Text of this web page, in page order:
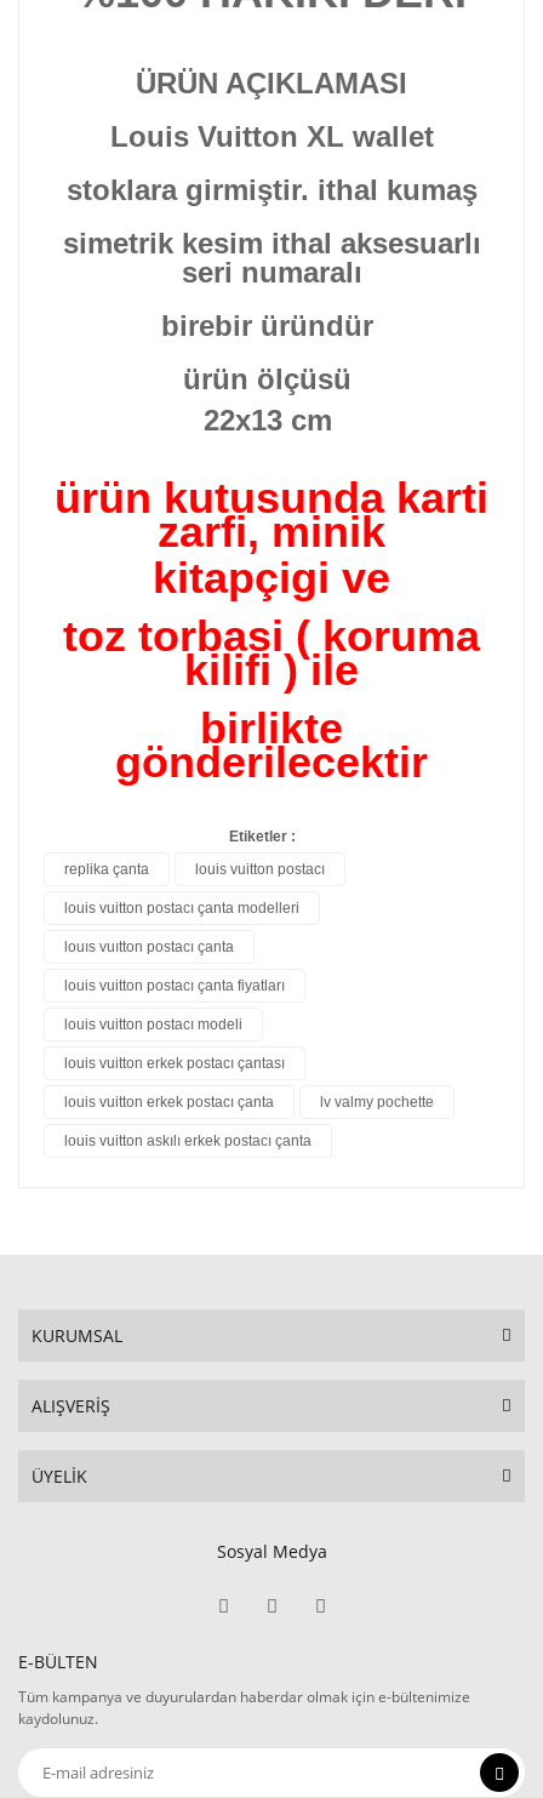
ÜRÜN AÇIKLAMASI
Louis Vuitton XL wallet
stoklara girmiştir. ithal kumaş
simetrik kesim ithal aksesuarlı
seri numaralı
birebir üründür
ürün ölçüsü
22x13 cm
ürün kutusunda karti
zarfi, minik
kitapçigi ve
toz torbasi ( koruma
kilifi ) ile
birlikte
gönderilecektir
Etiketler :
replika çanta
louis vuitton postacı
louis vuitton postacı çanta modelleri
louıs vuıtton postacı çanta
louis vuitton postacı çanta fiyatları
louis vuitton postacı modeli
louis vuitton erkek postacı çantası
louis vuitton erkek postacı çanta lv valmy pochette
louis vuitton askılı erkek postacı çanta
KURUMSAL
ALIŞVERİŞ
ÜYELİK
Sosyal Medya
E-BÜLTEN
Tüm kampanya ve duyurulardan haberdar olmak için e-bültenimize
kaydolunuz.